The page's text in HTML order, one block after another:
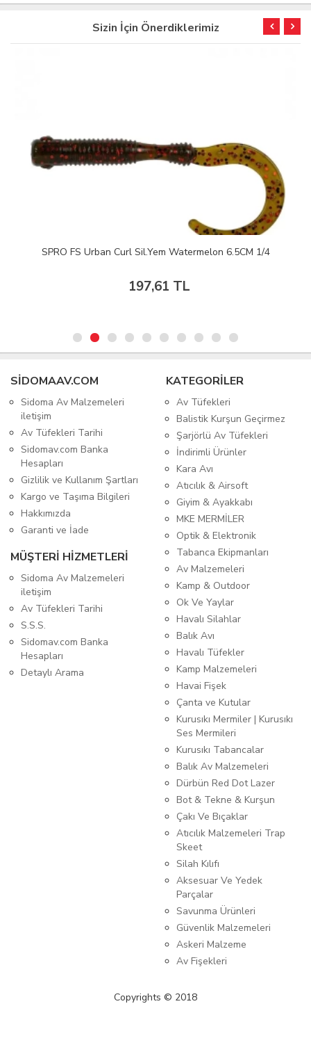
Sizin İçin Önerdiklerimiz
SPRO FS Urban Curl Sil.Yem Watermelon 6.5CM 1/4
197,61 TL
SIDOMAAV.COM
Sidoma Av Malzemeleri
iletişim
Av Tüfekleri Tarihi
Sidomav.com Banka
Hesapları
Gizlilik ve Kullanım Şartları
Kargo ve Taşıma Bilgileri
Hakkımızda
Garanti ve İade
MÜŞTERİ HİZMETLERİ
Sidoma Av Malzemeleri
iletişim
Av Tüfekleri Tarihi
S.S.S.
Sidomav.com Banka
Hesapları
Detaylı Arama
KATEGORİLER
Av Tüfekleri
Balistik Kurşun Geçirmez
Şarjörlü Av Tüfekleri
İndirimli Ürünler
Kara Avı
Atıcılık & Airsoft
Giyim & Ayakkabı
MKE MERMİLER
Optik & Elektronik
Tabanca Ekipmanları
Av Malzemeleri
Kamp & Outdoor
Ok Ve Yaylar
Havalı Silahlar
Balık Avı
Havalı Tüfekler
Kamp Malzemeleri
Havai Fişek
Çanta ve Kutular
Kurusıkı Mermiler | Kurusıkı
Ses Mermileri
Kurusıkı Tabancalar
Balık Av Malzemeleri
Dürbün Red Dot Lazer
Bot & Tekne & Kurşun
Çakı Ve Bıçaklar
Atıcılık Malzemeleri Trap
Skeet
Silah Kılıfı
Aksesuar Ve Yedek
Parçalar
Savunma Ürünleri
Güvenlik Malzemeleri
Askeri Malzeme
Av Fişekleri
Copyrights © 2018